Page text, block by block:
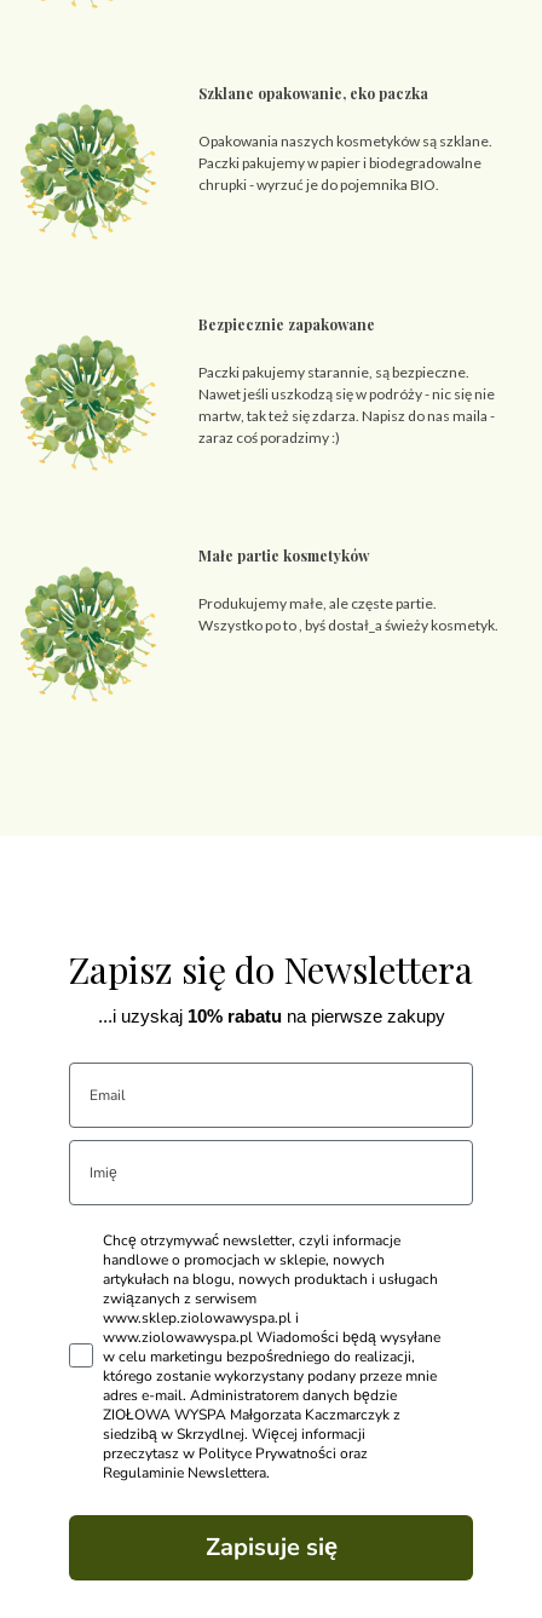
Szklane opakowanie, eko paczka
Opakowania naszych kosmetyków są szklane.
Paczki pakujemy w papier i biodegradowalne
chrupki - wyrzuć je do pojemnika BIO.
Bezpiecznie zapakowane
Paczki pakujemy starannie, są bezpieczne.
Nawet jeśli uszkodzą się w podróży - nic się nie
martw, tak też się zdarza. Napisz do nas maila -
zaraz coś poradzimy :)
Małe partie kosmetyków
Produkujemy małe, ale częste partie.
Wszystko po to , byś dostał_a świeży kosmetyk.
Zapisz się do Newslettera
...i uzyskaj10% rabatuna pierwsze zakupy
Chcę otrzymywać newsletter, czyli informacje
handlowe o promocjach w sklepie, nowych
artykułach na blogu, nowych produktach i usługach
związanych z serwisem
www.sklep.ziolowawyspa.pl i
www.ziolowawyspa.pl Wiadomości będą wysyłane
w celu marketingu bezpośredniego do realizacji,
którego zostanie wykorzystany podany przeze mnie
adres e-mail. Administratorem danych będzie
ZIOŁOWA WYSPA Małgorzata Kaczmarczyk z
siedzibą w Skrzydlnej. Więcej informacji
przeczytasz w Polityce Prywatności oraz
Regulaminie Newslettera.
Zapisuje się